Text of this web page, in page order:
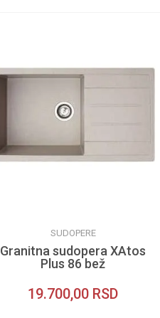
SUDOPERE
Granitna sudopera XAtos
Plus 86 bež
19.700,00 RSD